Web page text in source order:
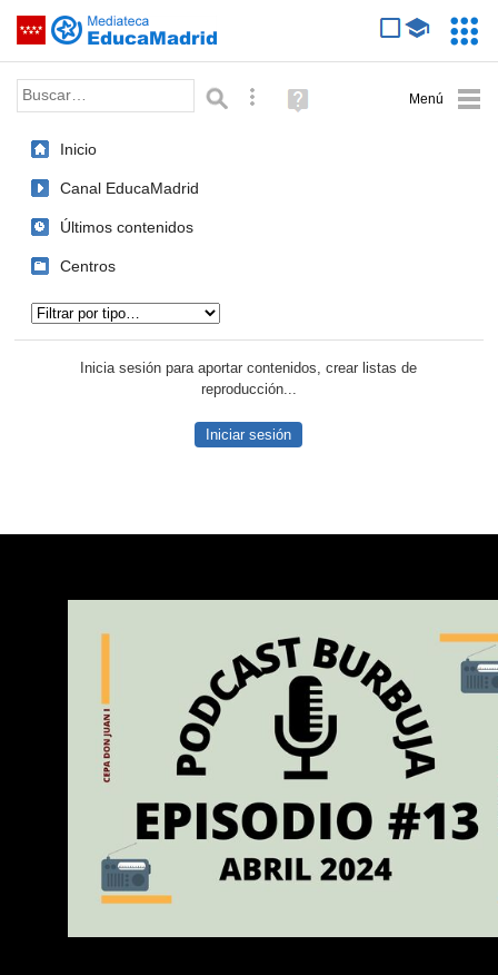
Saltar navegación
Palabra o frase: Búsqueda avanzada
Ayuda
(en
Inicio
Canal EducaMadrid
Últimos contenidos
Centros
Inicia sesión para aportar contenidos, crear listas de
reproducción...
Iniciar sesión